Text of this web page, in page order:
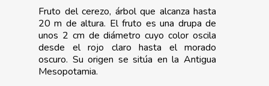
Fruto del cerezo, árbol que alcanza hasta
20 m de altura. El fruto es una drupa de
unos 2 cm de diámetro cuyo color oscila
desde el rojo claro hasta el morado
oscuro. Su origen se sitúa en la Antigua
Mesopotamia.
Forma Parte De
PROEXPORT
Agua
Calidad Y Seguridad
Alimentaria
Innovación
Comunicación 2024
Datos 2024
Histórico
Empleo Y
Formación
Bolsa De Empleo
Iniciativas